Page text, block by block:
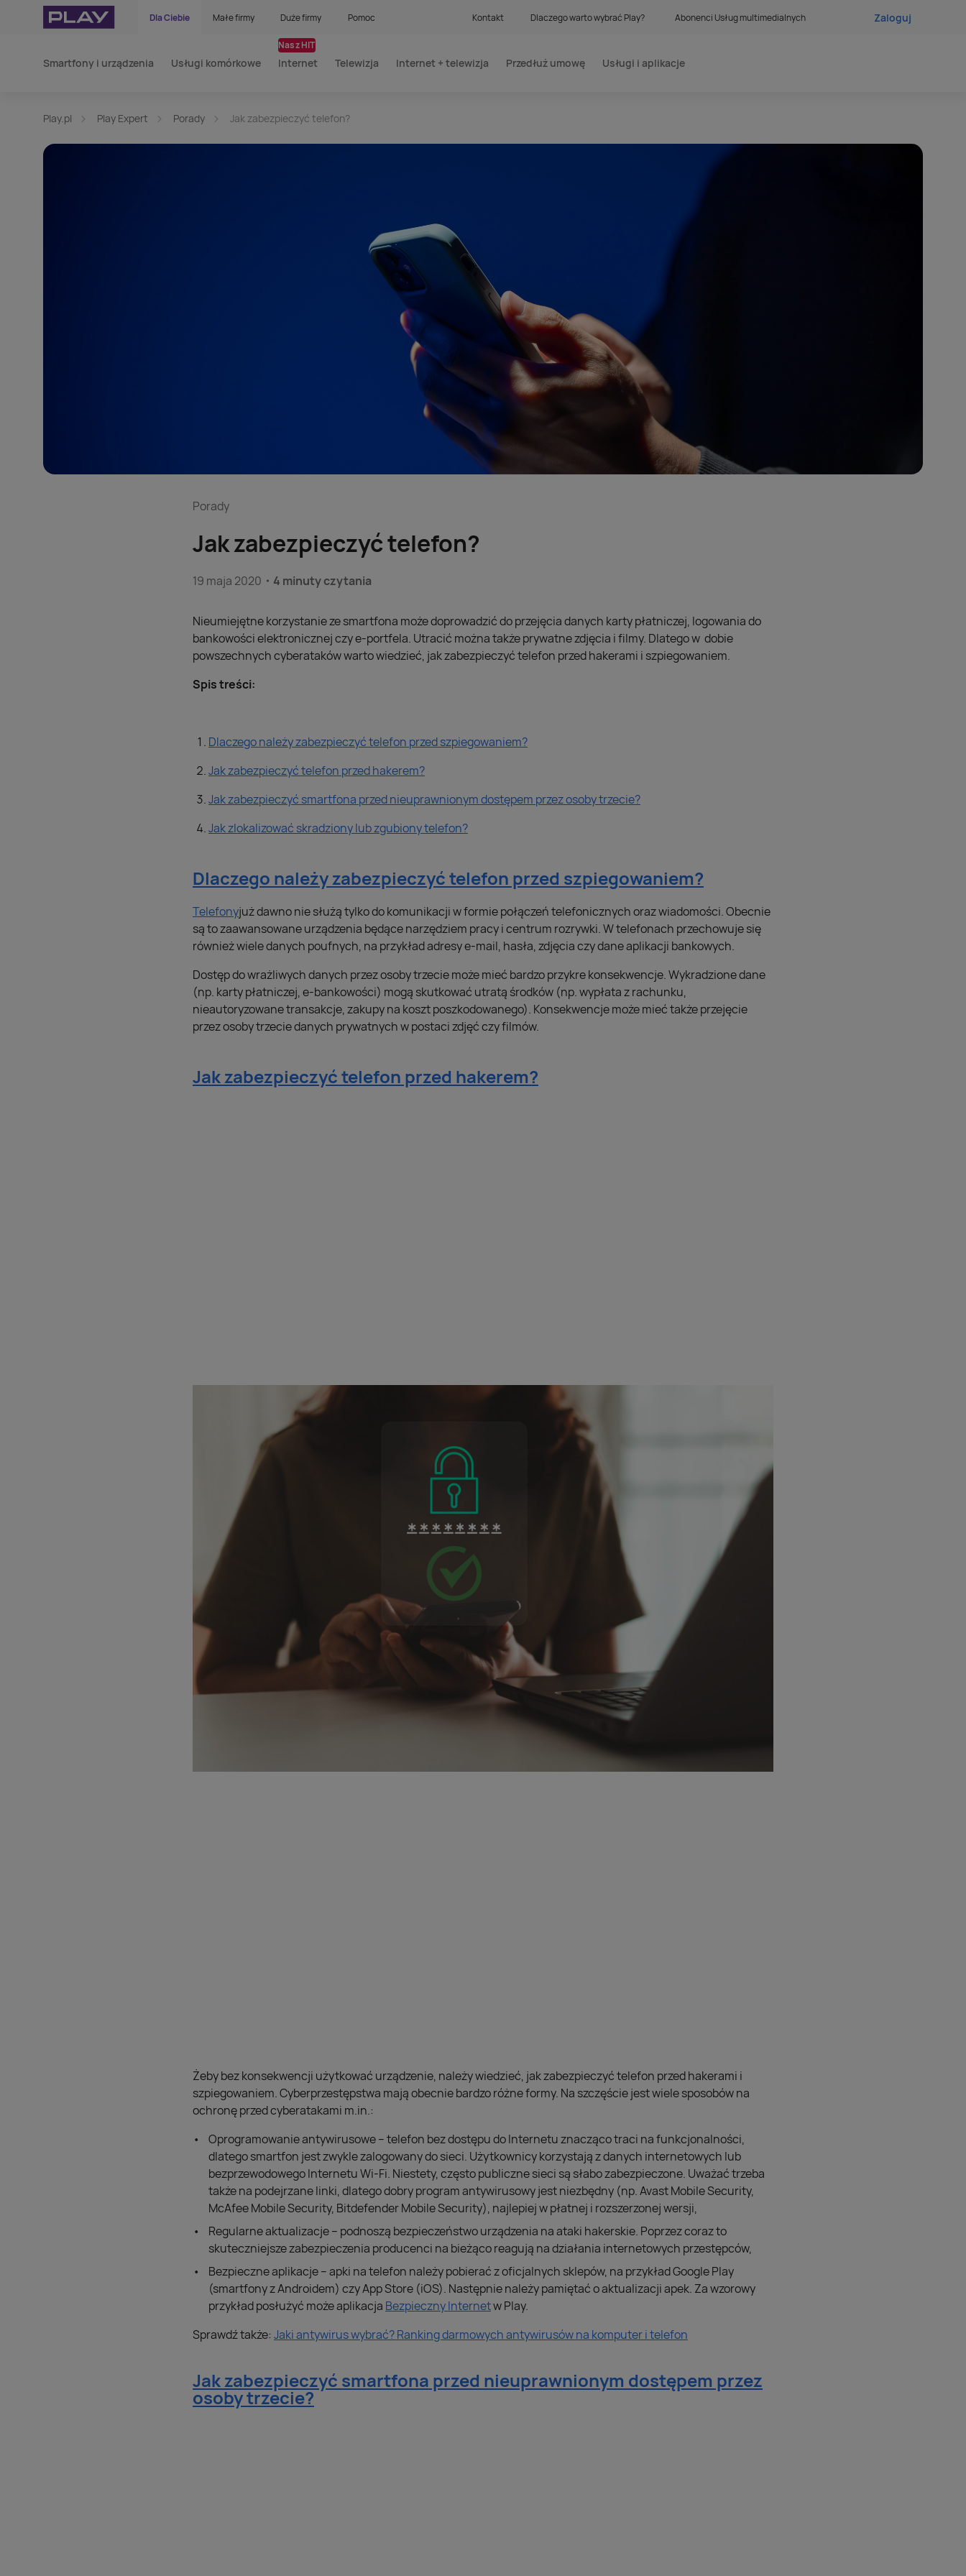
Dla Ciebie Małe firmy Duże firmy Pomoc Kontakt Dlaczego warto wybrać Play? Abonenci Usług multimedialnych Zaloguj
Smartfony i urządzenia Usługi komórkowe Internet
Nasz HIT
Telewizja Internet + telewizja Przedłuż umowę Usługi i aplikacje
Play.pl Play Expert Porady Jak zabezpieczyć telefon?
Porady
Jak zabezpieczyć telefon?
19 maja 2020 4 minuty czytania
Nieumiejętne korzystanie ze smartfona może doprowadzić do przejęcia danych karty płatniczej, logowania do
bankowości elektronicznej czy e-portfela. Utracić można także prywatne zdjęcia i filmy. Dlatego w dobie
powszechnych cyberataków warto wiedzieć, jak zabezpieczyć telefon przed hakerami i szpiegowaniem.
Spis treści:
Dlaczego należy zabezpieczyć telefon przed szpiegowaniem?
Jak zabezpieczyć telefon przed hakerem?
Jak zabezpieczyć smartfona przed nieuprawnionym dostępem przez osoby trzecie?
Jak zlokalizować skradziony lub zgubiony telefon?
Dlaczego należy zabezpieczyć telefon przed szpiegowaniem?
Telefonyjuż dawno nie służą tylko do komunikacji w formie połączeń telefonicznych oraz wiadomości. Obecnie
są to zaawansowane urządzenia będące narzędziem pracy i centrum rozrywki. W telefonach przechowuje się
również wiele danych poufnych, na przykład adresy e-mail, hasła, zdjęcia czy dane aplikacji bankowych.
Dostęp do wrażliwych danych przez osoby trzecie może mieć bardzo przykre konsekwencje. Wykradzione dane
(np. karty płatniczej, e-bankowości) mogą skutkować utratą środków (np. wypłata z rachunku,
nieautoryzowane transakcje, zakupy na koszt poszkodowanego). Konsekwencje może mieć także przejęcie
przez osoby trzecie danych prywatnych w postaci zdjęć czy filmów.
Jak zabezpieczyć telefon przed hakerem?
Żeby bez konsekwencji użytkować urządzenie, należy wiedzieć, jak zabezpieczyć telefon przed hakerami i
szpiegowaniem. Cyberprzestępstwa mają obecnie bardzo różne formy. Na szczęście jest wiele sposobów na
ochronę przed cyberatakami m.in.:
Oprogramowanie antywirusowe – telefon bez dostępu do Internetu znacząco traci na funkcjonalności,
dlatego smartfon jest zwykle zalogowany do sieci. Użytkownicy korzystają z danych internetowych lub
bezprzewodowego Internetu Wi-Fi. Niestety, często publiczne sieci są słabo zabezpieczone. Uważać trzeba
także na podejrzane linki, dlatego dobry program antywirusowy jest niezbędny (np. Avast Mobile Security,
McAfee Mobile Security, Bitdefender Mobile Security), najlepiej w płatnej i rozszerzonej wersji,
Regularne aktualizacje – podnoszą bezpieczeństwo urządzenia na ataki hakerskie. Poprzez coraz to
skuteczniejsze zabezpieczenia producenci na bieżąco reagują na działania internetowych przestępców,
Bezpieczne aplikacje – apki na telefon należy pobierać z oficjalnych sklepów, na przykład Google Play
(smartfony z Androidem) czy App Store (iOS). Następnie należy pamiętać o aktualizacji apek. Za wzorowy
przykład posłużyć może aplikacja Bezpieczny Internetw Play.
Sprawdź także: Jaki antywirus wybrać? Ranking darmowych antywirusów na komputer i telefon
Jak zabezpieczyć smartfona przed nieuprawnionym dostępem przez
osoby trzecie?